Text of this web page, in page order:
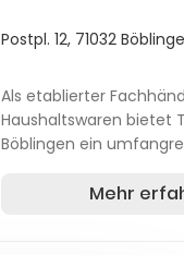
Postpl. 12, 71032
Als etablierter
Haushaltswaren bietet
Böblingen ein
und Küchenutensilien
Mehr